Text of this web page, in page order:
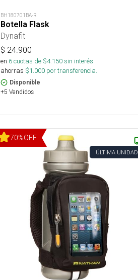
BH180701BA-R
Botella Flask
Dynafit
$ 24.900
en 6cuotas de $4.150sin interés
ahorras $1.000 por transferencia.
Disponible
+5 Vendidos
70%OFF
ÚLTIMA UNIDAD